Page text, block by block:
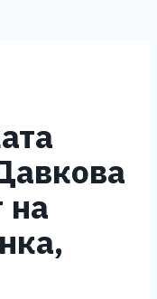
на